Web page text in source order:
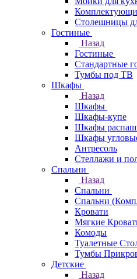
Столешницы
Гостиные
Назад
Гостиные
Стандартные
Тумбы под ТВ
Шкафы
Назад
Шкафы
Шкафы-купе
Шкафы
Шкафы
Антресоль
Стеллажи и
Спальни
Назад
Спальни
Спальни
Кровати
Мягкие
Комоды
Туалетные
Тумбы
Детские
Назад